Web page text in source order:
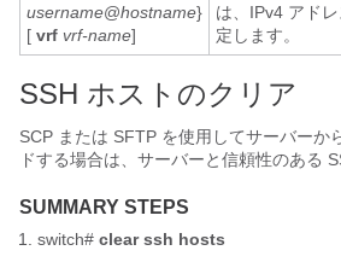
username@hostname}
[ vrf vrf-name]
は、IPv4 アド
定します。
SSH ホストのクリア
SCP または SFTP を使用してサーバーか
ドする場合は、サーバーと信頼性のある
SUMMARY STEPS
switch# clear ssh hosts